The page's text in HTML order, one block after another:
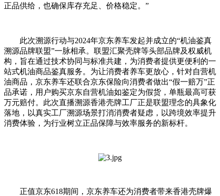
正品供给，也确保库存充足、价格稳定。”
此次溯源行动与2024年京东养车发起并成立的“机油鉴真
溯源品牌联盟”一脉相承。联盟汇聚壳牌等头部品牌及权威机
构，旨在通过技术协同与标准共建，为消费者提供更便利的一
站式机油商品鉴真服务。为让消费者养车更放心，针对自营机
油商品，京东养车还联合京东保险向消费者做出“假一赔万”正
品承诺，用户购买京东自营机油如鉴定为假货，单瓶最高可获
万元赔付。此次直播溯源香港壳牌工厂正是联盟理念的具象化
落地，以真实工厂溯源场景打消消费者疑虑，以跨境效率提升
消费体验，为行业树立正品保障与效率服务的新标杆。
正值京东618期间，京东养车还为消费者带来香港壳牌爆